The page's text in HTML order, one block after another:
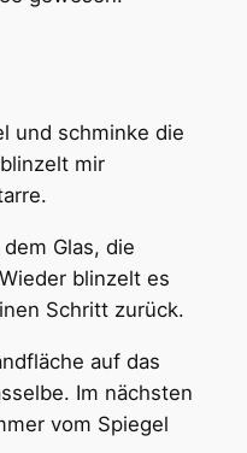
und schminke die
mir
Glas, die
blinzelt es
Schritt zurück.
auf das
Im nächsten
vom Spiegel